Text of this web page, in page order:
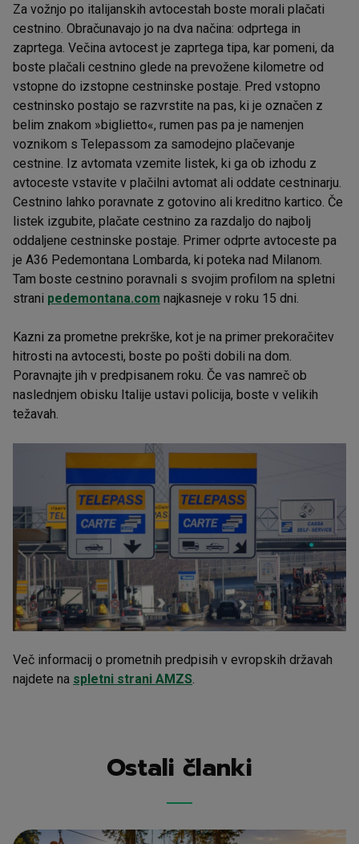
Za vožnjo po italijanskih avtocestah boste morali plačati
cestnino. Obračunavajo jo na dva načina: odprtega in
zaprtega. Večina avtocest je zaprtega tipa, kar pomeni, da
boste plačali cestnino glede na prevožene kilometre od
vstopne do izstopne cestninske postaje. Pred vstopno
cestninsko postajo se razvrstite na pas, ki je označen z
belim znakom »biglietto«, rumen pas pa je namenjen
voznikom s Telepassom za samodejno plačevanje
cestnine. Iz avtomata vzemite listek, ki ga ob izhodu z
avtoceste vstavite v plačilni avtomat ali oddate cestninarju.
Cestnino lahko poravnate z gotovino ali kreditno kartico. Če
listek izgubite, plačate cestnino za razdaljo do najbolj
oddaljene cestninske postaje. Primer odprte avtoceste pa
je A36 Pedemontana Lombarda, ki poteka nad Milanom.
Tam boste cestnino poravnali s svojim profilom na spletni
strani pedemontana.com najkasneje v roku 15 dni.
Kazni za prometne prekrške, kot je na primer prekoračitev
hitrosti na avtocesti, boste po pošti dobili na dom.
Poravnajte jih v predpisanem roku. Če vas namreč ob
naslednjem obisku Italije ustavi policija, boste v velikih
težavah.
Več informacij o prometnih predpisih v evropskih državah
najdete na spletni strani AMZS.
Ostali članki